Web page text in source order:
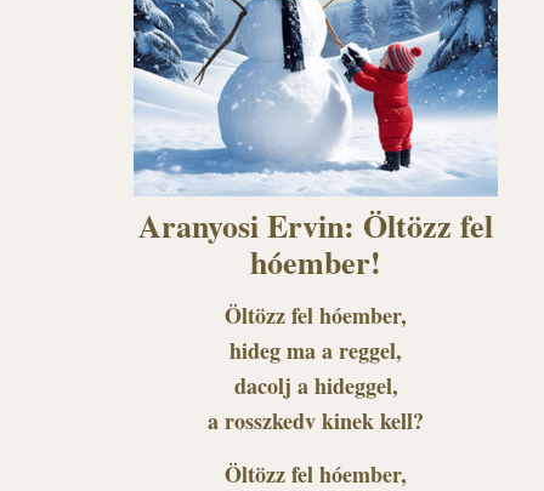
Aranyosi Ervin: Öltözz fel
hóember!
Öltözz fel hóember,
hideg ma a reggel,
dacolj a hideggel,
a rosszkedv kinek kell?
Öltözz fel hóember,